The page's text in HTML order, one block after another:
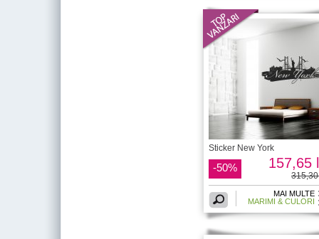
Sticker New York
-50% 157,65
MAI MULTE
MARIMI & CULORI